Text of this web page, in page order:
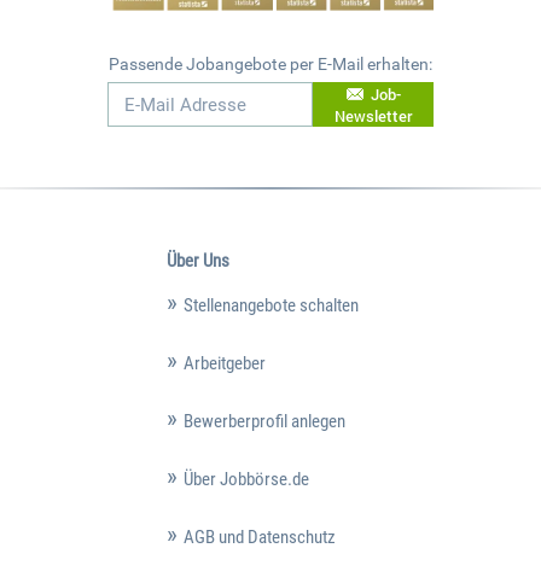
Passende Jobangebote per E-Mail erhalten:
Job-
Newsletter
Über Uns
Stellenangebote schalten
Arbeitgeber
Bewerberprofil anlegen
Über Jobbörse.de
AGB und Datenschutz